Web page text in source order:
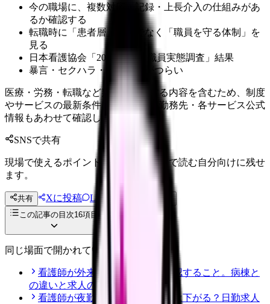
今の職場に、複数対応・記録・上長介入の仕組みがあ
るか確認する
転職時に「患者層」だけでなく「職員を守る体制」を
見る
日本看護協会「2025年 看護職員実態調査」結果
暴言・セクハラ・クレームがつらい
医療・労務・転職など判断に影響する内容を含むため、制度
やサービスの最新条件は公的機関・勤務先・各サービス公式
情報もあわせて確認してください。
SNSで共有
現場で使えるポイントを、同僚やあとで読む自分向けに残せ
ます。
共有 Xに投稿 LINE
投稿文コピー
この記事の目次16項目
同じ場面で開かれている記事
看護師が外来へ転職する前に確認すること。病棟と
の違いと求人の見方
看護師が夜勤なしにすると給料は下がる？日勤求人